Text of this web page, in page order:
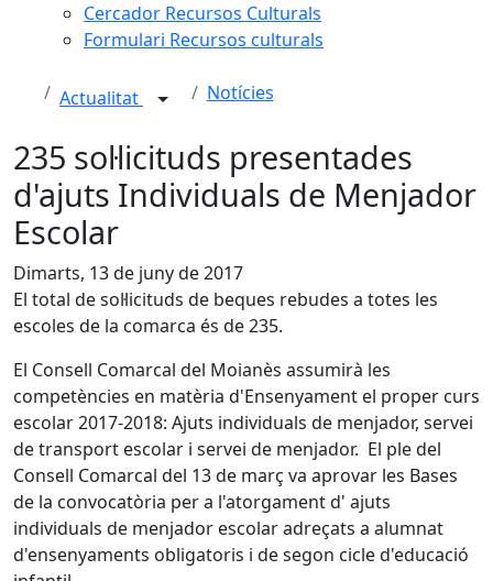
Cercador Recursos Culturals
Formulari Recursos culturals
Actualitat Notícies
235 sol·licituds presentades
d'ajuts Individuals de Menjador
Escolar
Dimarts, 13 de juny de 2017
El total de sol·licituds de beques rebudes a totes les
escoles de la comarca és de 235.
El Consell Comarcal del Moianès assumirà les
competències en matèria d'Ensenyament el proper curs
escolar 2017-2018: Ajuts individuals de menjador, servei
de transport escolar i servei de menjador. El ple del
Consell Comarcal del 13 de març va aprovar les Bases
de la convocatòria per a l'atorgament d' ajuts
individuals de menjador escolar adreçats a alumnat
d'ensenyaments obligatoris i de segon cicle d'educació